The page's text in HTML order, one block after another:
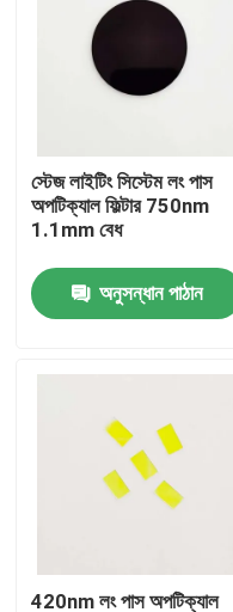
কারখানা ভ্রমণ
মান নিয়ন্ত্রণ
আমাদের সাথে যোগাযোগ করুন
উদ্ধৃতির জন্য আবেদন
ফ্লুরোসেন্স ব্যান্ডপাস ফিল্টার
স্টেজ লাইটিং সিস্টেম লং পাস
অপটিক্যাল ফিল্টার 750nm
1.1mm বেধ
অনুসন্ধান পাঠান
420nm লং পাস অপটিক্যাল